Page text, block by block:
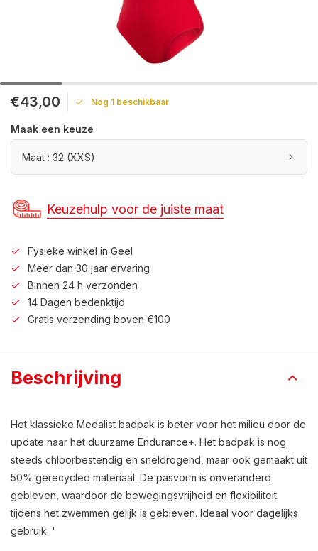
€43,00 Nog 1 beschikbaar
Maak een keuze
Maat : 32 (XXS)
Keuzehulp voor de juiste maat
Fysieke winkel in Geel
Meer dan 30 jaar ervaring
Binnen 24 h verzonden
14 Dagen bedenktijd
Gratis verzending boven €100
Beschrijving
Het klassieke Medalist badpak is beter voor het milieu door de
update naar het duurzame Endurance+. Het badpak is nog
steeds chloorbestendig en sneldrogend, maar ook gemaakt uit
50% gerecycled materiaal. De pasvorm is onveranderd
gebleven, waardoor de bewegingsvrijheid en flexibiliteit
tijdens het zwemmen gelijk is gebleven. Ideaal voor dagelijks
gebruik. '